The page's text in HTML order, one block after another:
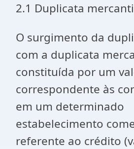
2.1 Duplicata
O surgimento da
com a duplicata
constituída por um
correspondente às
em um determinado
estabelecimento
referente ao crédito